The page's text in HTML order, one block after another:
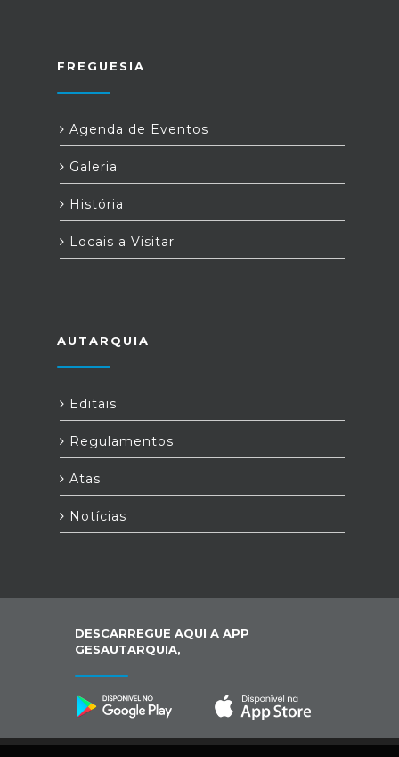
FREGUESIA
Agenda de Eventos
Galeria
História
Locais a Visitar
AUTARQUIA
Editais
Regulamentos
Atas
Notícias
DESCARREGUE AQUI A APP
GESAUTARQUIA,